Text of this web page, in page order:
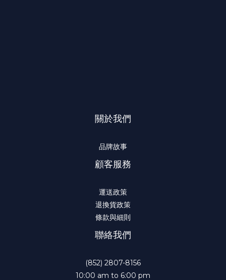
關於我們
品牌故事
顧客服務
運送政策
退換貨政策
條款與細則
聯絡我們
(852) 2807-8156
10:00 am to 6:00 pm